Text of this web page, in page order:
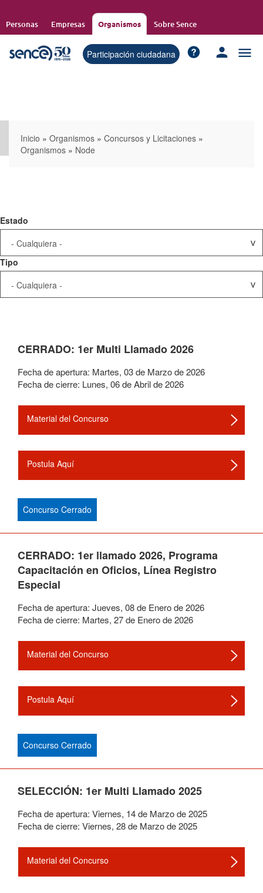
contenido
Personas Empresas Organismos Sobre Sence
Participación ciudadana
Inicio » Organismos » Concursos y Licitaciones »
Organismos » Node
Estado
Tipo
CERRADO: 1er Multi Llamado 2026
Fecha de apertura: Martes, 03de Marzode2026
Fecha de cierre: Lunes, 06deAbrilde2026
Material del Concurso
Postula Aquí
Concurso Cerrado
CERRADO: 1er llamado 2026, Programa
Capacitación en Oficios, Línea Registro
Especial
Fecha de apertura: Jueves, 08de Enerode2026
Fecha de cierre: Martes, 27de Enerode2026
Material del Concurso
Postula Aquí
Concurso Cerrado
SELECCIÓN: 1er Multi Llamado 2025
Fecha de apertura: Viernes, 14de Marzode2025
Fecha de cierre: Viernes, 28de Marzode2025
Material del Concurso